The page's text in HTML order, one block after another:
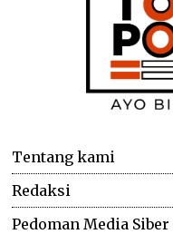
Tentang kami
Redaksi
Pedoman Media Siber